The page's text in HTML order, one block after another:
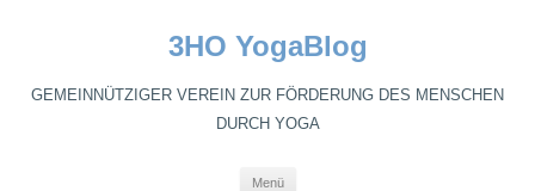
3HO YogaBlog
GEMEINNÜTZIGER VEREIN ZUR FÖRDERUNG DES MENSCHEN
DURCH YOGA
Menü